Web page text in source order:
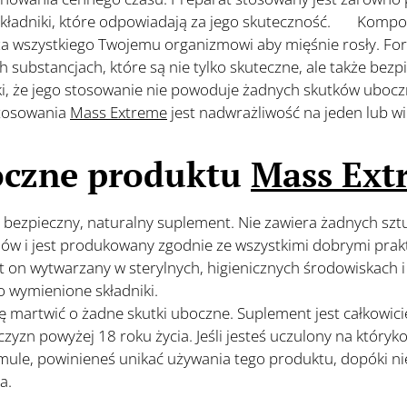
które odpowiadają za jego skuteczność.
wszystkiego Twojemu organizmowi aby mięśnie rosły.
substancjach, które są nie tylko skuteczne, ale także
że jego stosowanie nie powoduje żadnych skutków
Mass Extreme jest nadwrażliwość na jeden lub
produktu Mass
naturalny suplement. Nie zawiera żadnych
i jest produkowany zgodnie ze wszystkimi dobrymi
on wytwarzany w sterylnych, higienicznych środowiskach
wymienione składniki.
martwić o żadne skutki uboczne. Suplement jest
powyżej 18 roku życia. Jeśli jesteś uczulony na
powinieneś unikać używania tego produktu, dopóki